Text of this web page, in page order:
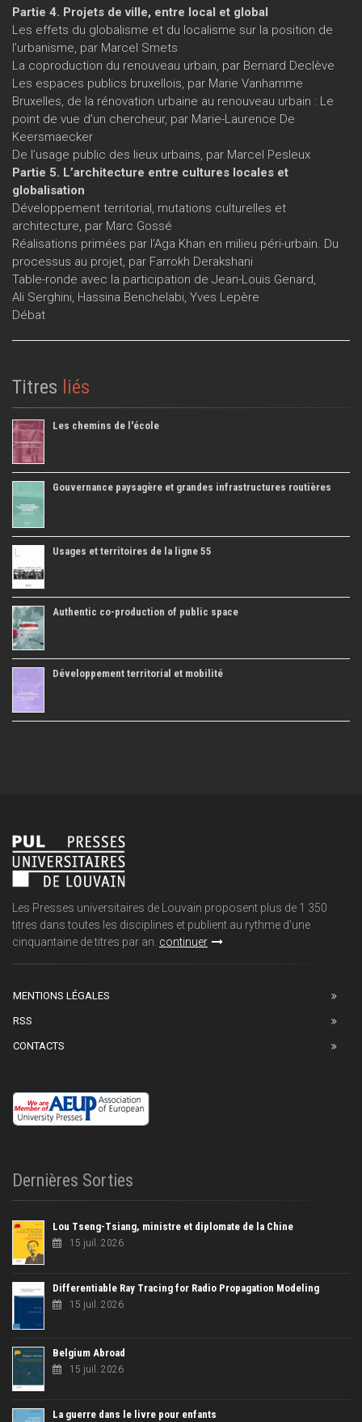
Partie 4. Projets de ville, entre local et global
Les effets du globalisme et du localisme sur la position de
l’urbanisme, par Marcel Smets
La coproduction du renouveau urbain, par Bernard Declève
Les espaces publics bruxellois, par Marie Vanhamme
Bruxelles, de la rénovation urbaine au renouveau urbain : Le
point de vue d’un chercheur, par Marie-Laurence De
Keersmaecker
De l’usage public des lieux urbains, par Marcel Pesleux
Partie 5. L’architecture entre cultures locales et
globalisation
Développement territorial, mutations culturelles et
architecture, par Marc Gossé
Réalisations primées par l’Aga Khan en milieu péri-urbain. Du
processus au projet, par Farrokh Derakshani
Table-ronde avec la participation de Jean-Louis Genard,
Ali Serghini, Hassina Benchelabi, Yves Lepère
Débat
Titres liés
Les chemins de l'école
Gouvernance paysagère et grandes infrastructures routières
Usages et territoires de la ligne 55
Authentic co-production of public space
Développement territorial et mobilité
Les Presses universitaires de Louvain proposent plus de 1 350
titres dans toutes les disciplines et publient au rythme d'une
cinquantaine de titres par an. continuer
MENTIONS LÉGALES
RSS
CONTACTS
Dernières Sorties
Lou Tseng-Tsiang, ministre et diplomate de la Chine
15 juil. 2026
Differentiable Ray Tracing for Radio Propagation Modeling
15 juil. 2026
Belgium Abroad
15 juil. 2026
La guerre dans le livre pour enfants